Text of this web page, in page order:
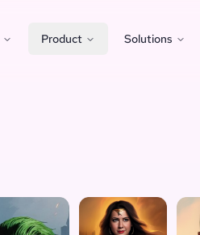
Product Solutions